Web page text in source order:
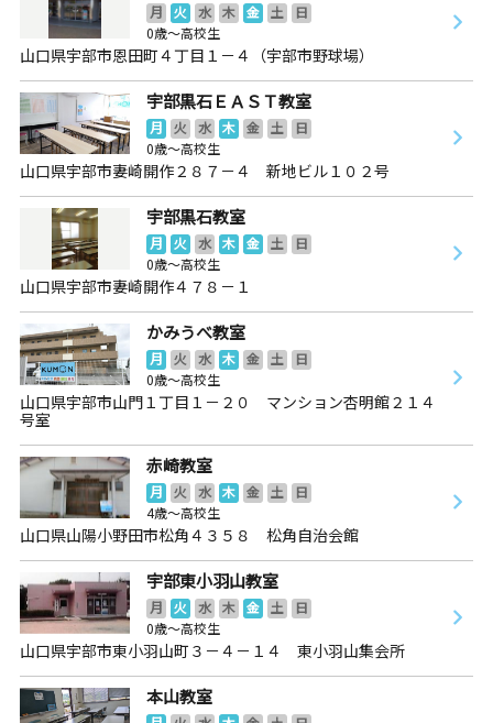
月 火 水 木 金 土
日
0歳～高校生
山口県宇部市恩田町４丁目１－４（宇部市野球場）
宇部黒石ＥＡＳＴ教室
月 火 水 木 金 土
日
0歳～高校生
山口県宇部市妻崎開作２８７－４ 新地ビル１０２号
宇部黒石教室
月 火 水 木 金 土
日
0歳～高校生
山口県宇部市妻崎開作４７８－１
かみうべ教室
月 火 水 木 金 土
日
0歳～高校生
山口県宇部市山門１丁目１－２０ マンション杏明館２１４
号室
赤崎教室
月 火 水 木 金 土
日
4歳～高校生
山口県山陽小野田市松角４３５８ 松角自治会館
宇部東小羽山教室
月 火 水 木 金 土
日
0歳～高校生
山口県宇部市東小羽山町３－４－１４ 東小羽山集会所
本山教室